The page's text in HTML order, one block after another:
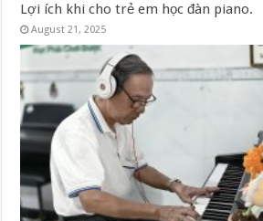
Lợi ích khi cho trẻ em học đàn piano.
August 21, 2025